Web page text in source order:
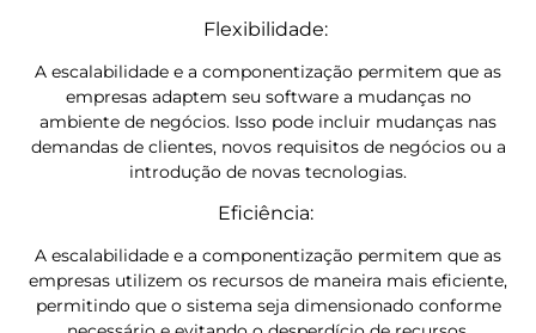
Flexibilidade:
A escalabilidade e a componentização permitem que as
empresas adaptem seu software a mudanças no
ambiente de negócios. Isso pode incluir mudanças nas
demandas de clientes, novos requisitos de negócios ou a
introdução de novas tecnologias.
Eficiência:
A escalabilidade e a componentização permitem que as
empresas utilizem os recursos de maneira mais eficiente,
permitindo que o sistema seja dimensionado conforme